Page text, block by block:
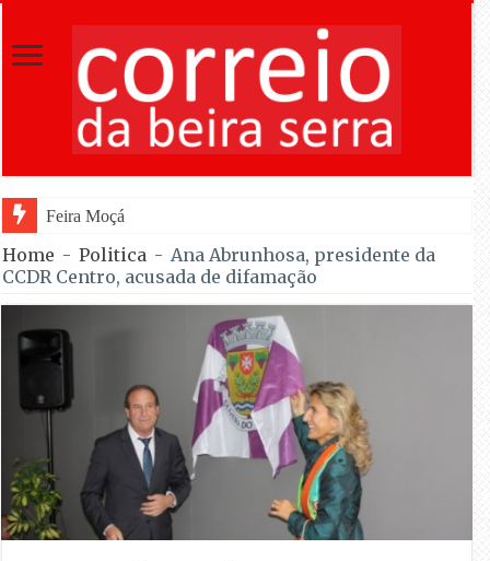
Feira Moçárabe faz recuar Lourosa
Home - Politica - Ana Abrunhosa, presidente da
CCDR Centro, acusada de difamação